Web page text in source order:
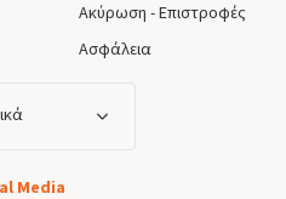
Ακύρωση - Επιστροφές
Ασφάλεια
Media